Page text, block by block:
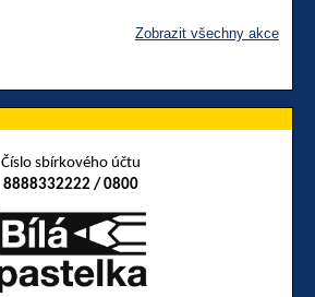
Zobrazit všechny akce
Číslo sbírkového účtu
8888332222 / 0800